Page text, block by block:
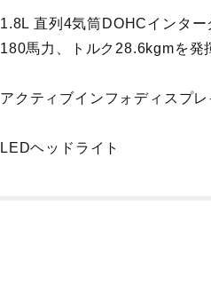
1.8L 直列 4気筒DOHCインタ
180馬力、トルク 28.6kgmを発
アクティブインフォディスプレ
LEDヘッドライト